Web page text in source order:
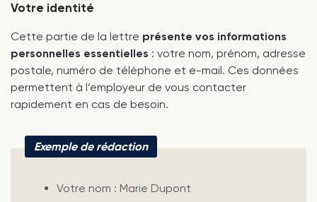
Votre identité
Cette partie de la lettre présente vos informations
personnelles essentielles : votre nom, prénom, adresse
postale, numéro de téléphone et e-mail. Ces données
permettent à l’employeur de vous contacter
rapidement en cas de besoin.
Exemple de rédaction
Votre nom : Marie Dupont